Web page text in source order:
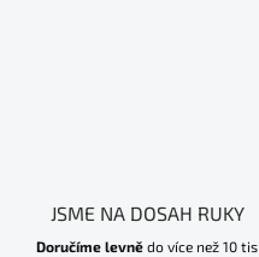
JSME NA DOSAH RUKY
Doručíme levně do více než 10 tis